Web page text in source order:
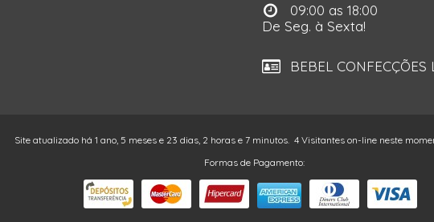
09:00 as 18:00
De Seg. à Sexta!
BEBEL
Site atualizado há 1 ano, 5 meses e 23 dias, 2 horas e 7 minutos. 4 Visitantes on-line neste
Formas de Pagamento: